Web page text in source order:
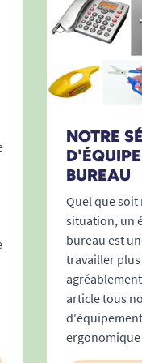
Il existe
à hauteur
des fauteuils
l'utilisateur
utilisateur
ne sera pas
D'où
hauteur
:
NOTRE
BUREAU
Quel que soit
situation, un
bureau est
travailler
article tous